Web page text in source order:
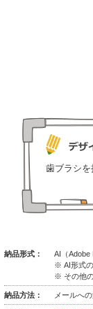
歯ブラシを
納品形式：
AI（Adobe
※ AI形式の
※ その他
納品方法： メールへ